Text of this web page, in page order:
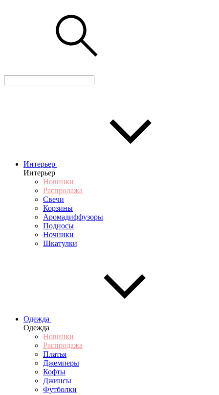
Интерьер
Интерьер
Новинки
Распродажа
Свечи
Корзины
Аромадиффузоры
Подносы
Ночники
Шкатулки
Одежда
Одежда
Новинки
Распродажа
Платья
Джемперы
Кофты
Джинсы
Футболки